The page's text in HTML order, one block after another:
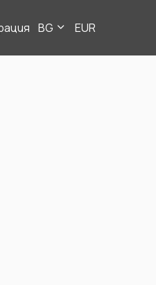
BG EUR